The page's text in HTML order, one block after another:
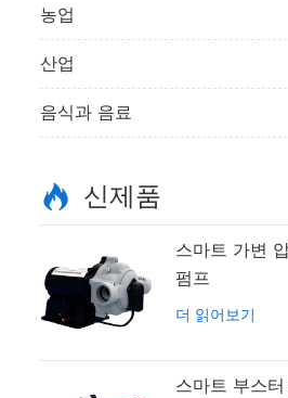
농업
산업
음식과 음료
신제품
스마트 가변
펌프
더 읽어보기
스마트 부스